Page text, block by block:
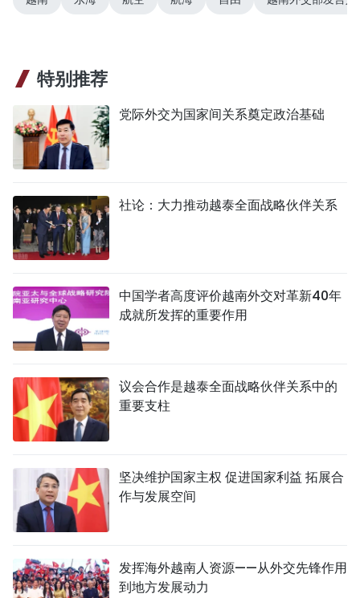
特别推荐
党际外交为国家间关系奠定政治基础
社论：大力推动越泰全面战略伙伴关系
中国学者高度评价越南外交对革新40年
成就所发挥的重要作用
议会合作是越泰全面战略伙伴关系中的
重要支柱
坚决维护国家主权 促进国家利益 拓展合
作与发展空间
发挥海外越南人资源——从外交先锋作用
到地方发展动力